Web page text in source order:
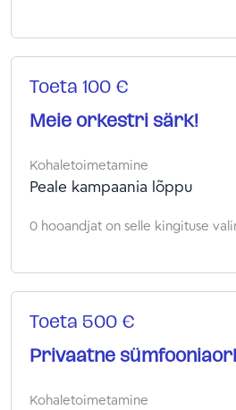
Toeta 100 €
Meie orkestri särk!
Kohaletoimetamine
Peale kampaania lõppu
0 hooandjat on selle kingituse
Toeta 500 €
Privaatne
Kohaletoimetamine